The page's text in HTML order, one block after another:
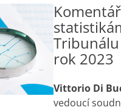
Tribunálu
rok 2023
Vittorio Di
vedoucí